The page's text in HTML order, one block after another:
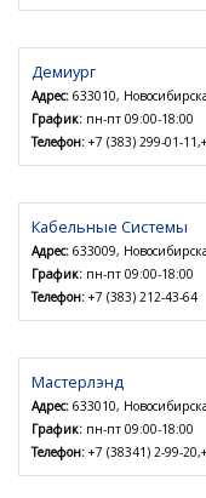
Демиург
Адрес: 633010,
График: пн-пт 09:00-18:00
Телефон: +7 (383) 299-01-
Кабельные Системы
Адрес: 633009,
График: пн-пт 09:00-18:00
Телефон: +7 (383) 212-43-64
Мастерлэнд
Адрес: 633010,
График: пн-пт 09:00-18:00
Телефон: +7 (38341) 2-99-